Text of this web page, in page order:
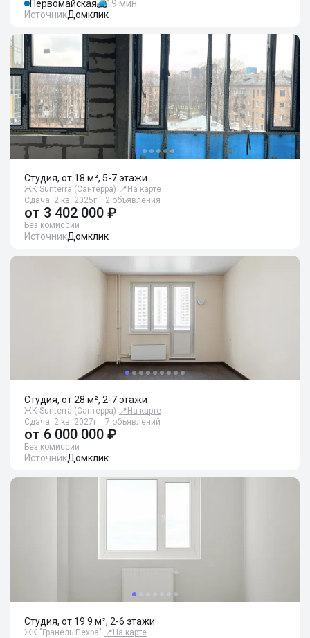
Первомайская
19 мин
ИсточникДомклик
Студия, от 18 м², 5-7 этажи
ЖК Sunterra (Сантерра) 📍 На карте
Сдача: 2 кв. 2025г. · 2 объявления
от 3 402 000 ₽
Без комиссии
ИсточникДомклик
Студия, от 28 м², 2-7 этажи
ЖК Sunterra (Сантерра) 📍 На карте
Сдача: 2 кв. 2027г. · 7 объявлений
от 6 000 000 ₽
Без комиссии
ИсточникДомклик
Студия, от 19.9 м², 2-6 этажи
ЖК "Гранель Пехра" 📍 На карте